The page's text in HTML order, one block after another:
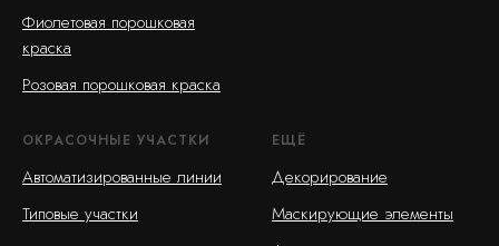
Фиолетовая порошковая
краска
Розовая порошковая краска
ОКРАСОЧНЫЕ УЧАСТКИ
Автоматизированные линии
Типовые участки
ЕЩЁ
Декорирование
Маскирующие элементы